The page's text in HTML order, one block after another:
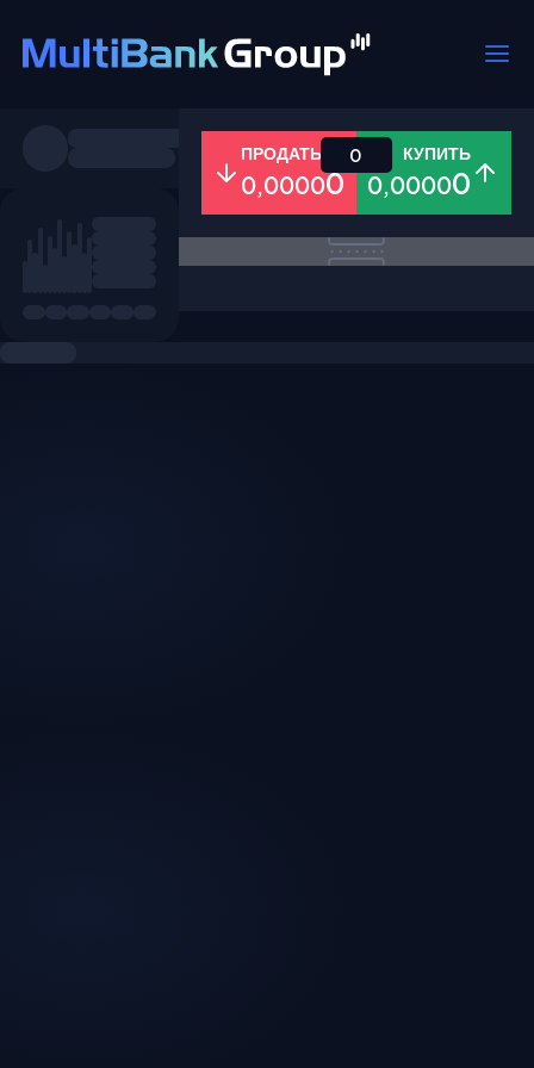
Все Форекс Металлы
ПРОДАТЬ
0,00000
КУПИТЬ
0,00000
0